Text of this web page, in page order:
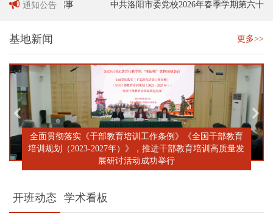
通知公告
人员招聘启事 中共洛阳市委党校2026年春季学期第六十六期
基地新闻 更多>>
全面贯彻落实《干部教育培训工作条例》《全国干部教育
培训规划（2023-2027年）》，推进干部教育培训高质量发
展研讨活动成功举行
开班动态 学术看板